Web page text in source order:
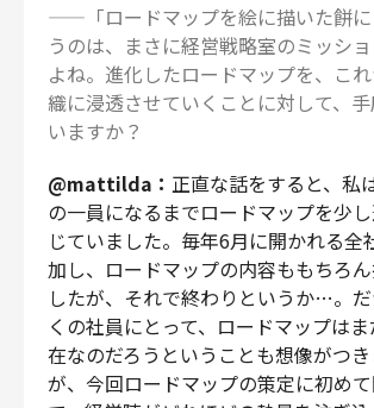
——「ロードマップを絵に描いた餅に
うのは、まさに経営戦略室のミッシ
よね。進化したロードマップを、こ
織に浸透させていくことに対して、
いますか？
@mattilda： 正直な話をすると、私
の一員になるまでロードマップを少
じていました。毎年6月に開かれる全
加し、ロードマップの内容ももちろ
したが、それで終わりというか…。
くの社員にとって、ロードマップは
在なのだろうということも想像がつ
が、今回ロードマップの策定に初め